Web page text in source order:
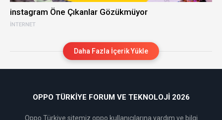
İNTERNET
instagram Öne Çıkanlar Gözükmüyor
Daha Fazla İçerik Yükle
OPPO TÜRKIYE FORUM VE TEKNOLOJI 2026
Oppo Türkiye sitemiz oppo kullanıcılarına yardım ve bilgi